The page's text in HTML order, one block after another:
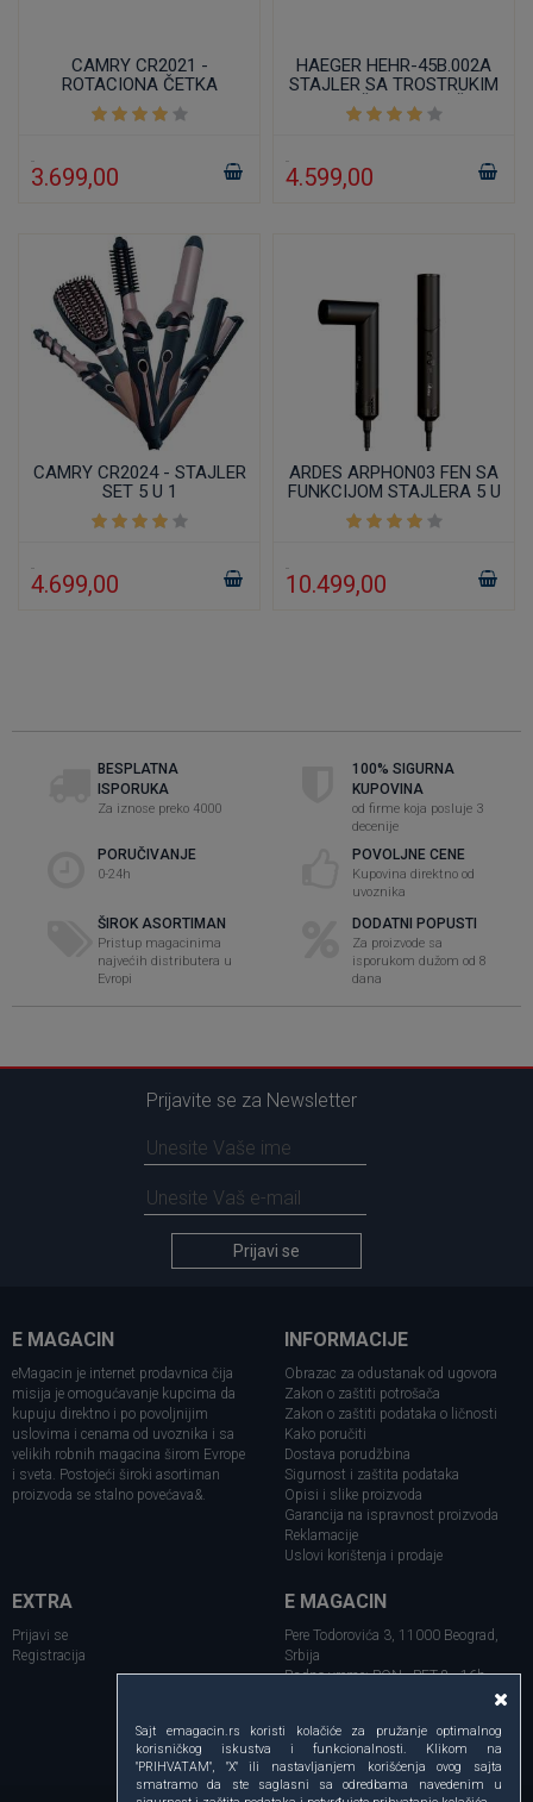
CAMRY CR2021 -
ROTACIONA ČETKA
STAJLER ZA KOSU
3.699,00
HAEGER HEHR-45B.002A
STAJLER SA TROSTRUKIM
KERAMIČKIM UVIJAČEM
ZA KOSU GOLDEN
4.599,00
CAMRY CR2024 - STAJLER
SET 5 U 1
4.699,00
ARDES ARPHON03 FEN SA
FUNKCIJOM STAJLERA 5 U
1 2200W
10.499,00
BESPLATNA
ISPORUKA
Za iznose preko 4000
100% SIGURNA
KUPOVINA
od firme koja posluje 3
decenije
PORUČIVANJE
0-24h
POVOLJNE CENE
Kupovina direktno od
uvoznika
ŠIROK ASORTIMAN
Pristup magacinima
najvećih distributera u
Evropi
DODATNI POPUSTI
Za proizvode sa
isporukom dužom od 8
dana
Prijavite se za Newsletter
Prijavi se
E MAGACIN
eMagacin je internet prodavnica čija
misija je omogućavanje kupcima da
kupuju direktno i po povoljnijim
uslovima i cenama od uvoznika i sa
velikih robnih magacina širom Evrope
i sveta. Postojeći široki asortiman
proizvoda se stalno povećava&.
INFORMACIJE
Obrazac za odustanak od ugovora
Zakon o zaštiti potrošača
Zakon o zaštiti podataka o ličnosti
Kako poručiti
Dostava porudžbina
Sigurnost i zaštita podataka
Opisi i slike proizvoda
Garancija na ispravnost proizvoda
Reklamacije
Uslovi korištenja i prodaje
EXTRA
Prijavi se
Registracija
E MAGACIN
Pere Todorovića 3, 11000 Beograd,
Srbija
Radno vreme: PON - PET 8 - 16h
+381 69 212 8978
email: online@emagacin.rs
Sajt emagacin.rs koristi kolačiće za pružanje optimalnog
korisničkog iskustva i funkcionalnosti. Klikom na
"PRIHVATAM", "X" ili nastavljanjem korišćenja ovog sajta
smatramo da ste saglasni sa odredbama navedenim u